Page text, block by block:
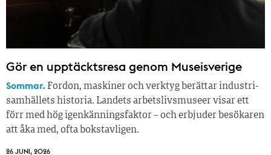
Gör en upptäcktsresa genom Museisverige
Sommar. Fordon, maskiner och verktyg berättar industri­
samhällets historia. Landets arbetslivsmuseer visar ett
förr med hög igenkänningsfaktor – och erbjuder besökaren
att åka med, ofta bokstavligen.
26 JUNI, 2026